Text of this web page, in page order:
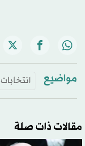
مواضيع انتخابات
مقالات ذات صلة